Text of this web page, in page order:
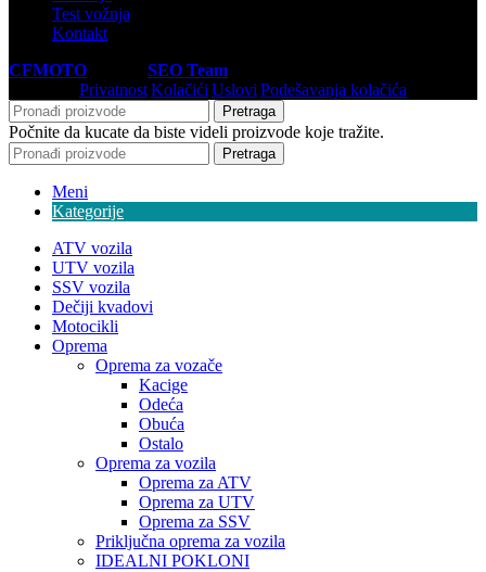
Test vožnja
Kontakt
CFMOTO
SEO Team
PrivatnostKolačići Uslovi Podešavanja kolačića
Pretraga
Počnite da kucate da biste videli proizvode koje tražite.
Pretraga
Meni
Kategorije
ATV vozila
UTV vozila
SSV vozila
Dečiji kvadovi
Motocikli
Oprema
Oprema za vozače
Kacige
Odeća
Obuća
Ostalo
Oprema za vozila
Oprema za ATV
Oprema za UTV
Oprema za SSV
Priključna oprema za vozila
IDEALNI POKLONI